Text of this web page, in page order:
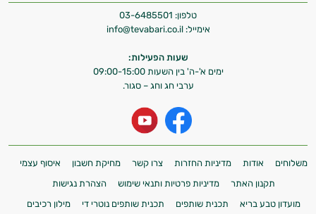
טלפון: 03-6485501
אימייל: info@tevabari.co.il
שעות הפעילות:
ימים א'-ה' בין השעות 09:00-15:00
ערבי חג וחג – סגור.
משלוחים אודות מדיניות החזרות צרו קשר מחיקת חשבון
איסוף עצמי
תקנון האתר
מדיניות פרטיות ותנאי שימוש
הצהרת נגישות
מועדון טבע בריא
תכנית שותפים תכנית שותפים נוטרי די מילון רכיבים